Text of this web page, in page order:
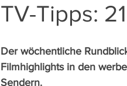
TV-Tipps:
Der wöchentliche
Filmhighlights in den
Sendern.